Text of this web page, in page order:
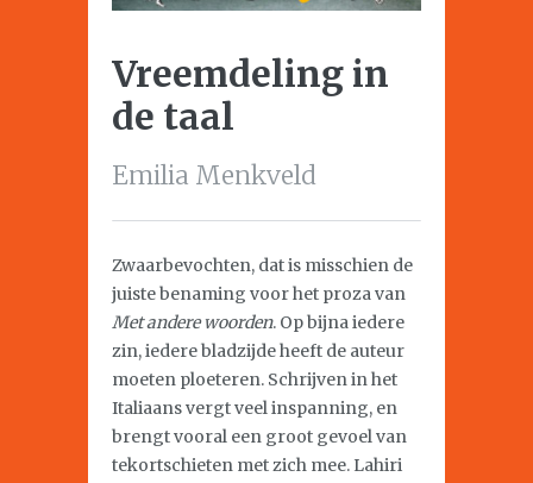
Vreemdeling in
de taal
Emilia Menkveld
Zwaarbevochten, dat is misschien de
juiste benaming voor het proza van
Met andere woorden. Op bijna iedere
zin, iedere bladzijde heeft de auteur
moeten ploeteren. Schrijven in het
Italiaans vergt veel inspanning, en
brengt vooral een groot gevoel van
tekortschieten met zich mee. Lahiri